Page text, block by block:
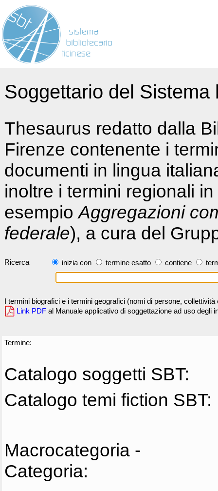
Soggettario del
Thesaurus redatto dalla
Firenze contenente i
documenti in lingua
inoltre i termini regionali
esempioAggregazioni
federale), a cura del
Ricerca inizia con termine esatto contiene
I termini biografici e i termini geografici (nomi di persone,
Link PDF al Manuale applicativo di soggettazione ad uso degli
Termine:
Catalogo soggetti SBT:
Catalogo temi fiction SBT:
Macrocategoria -
Categoria: